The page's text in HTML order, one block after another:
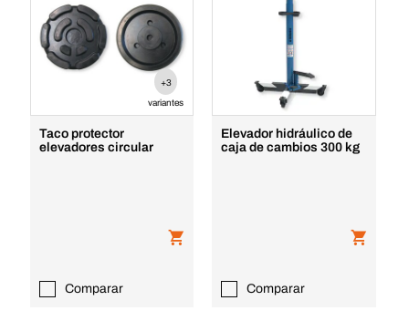
+3
variantes
Taco protector
elevadores circular
Comparar
Elevador hidráulico de
caja de cambios 300 kg
Comparar